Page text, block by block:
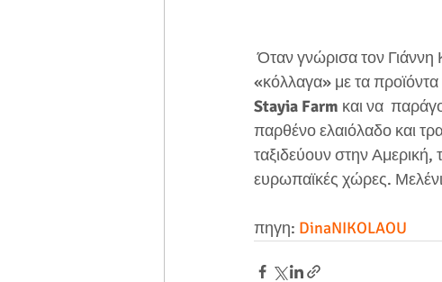
Όταν γνώρισα τον Γιάννη Καρυπίδη και την Στέβη Θεοδώρου, δεν φαντάστηκα  ότι θα
«κόλλαγα» με τα
Stayia Farm και να
παρθένο ελαιόλαδο και
ταξιδεύουν στην
ευρωπαϊκές χώρες.
πηγη: DinaNIKOLAOU